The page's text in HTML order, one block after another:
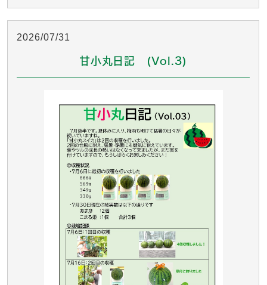
2026/07/31
甘小丸日記 (Vol.3)